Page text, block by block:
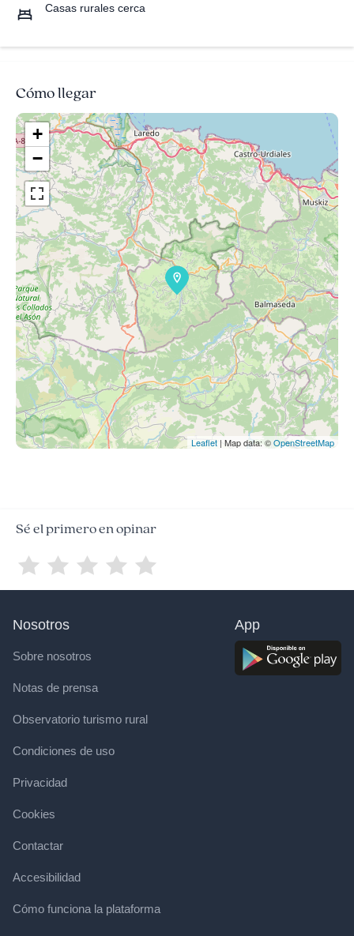
Casas rurales cerca
Cómo llegar
+
−
Leaflet | Map data: ©OpenStreetMap
Sé el primero en opinar
Nosotros
Sobre nosotros
Notas de prensa
Observatorio turismo rural
Condiciones de uso
Privacidad
Cookies
Contactar
Accesibilidad
Cómo funciona la plataforma
App